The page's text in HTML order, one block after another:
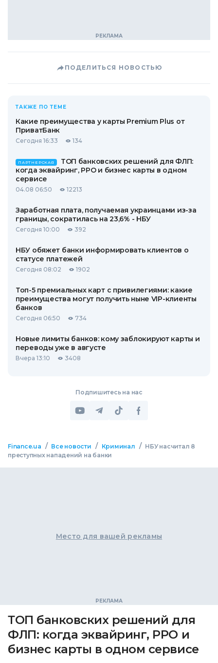
ПОДЕЛИТЬСЯ НОВОСТЬЮ
ТАКЖЕ ПО ТЕМЕ
Какие преимущества у карты Premium Plus от
ПриватБанк
Сегодня 16:33 134
ПАРТНЕРСКАЯ
ТОП банковских решений для ФЛП:
когда эквайринг, РРО и бизнес карты в одном
сервисе
04.08 06:50 12213
Заработная плата, получаемая украинцами из-за
границы, сократилась на 23,6% - НБУ
Сегодня 10:00 392
НБУ обяжет банки информировать клиентов о
статусе платежей
Сегодня 08:02 1902
Топ-5 премиальных карт с привилегиями: какие
преимущества могут получить ныне VIP-клиенты
банков
Сегодня 06:50 734
Новые лимиты банков: кому заблокируют карты и
переводы уже в августе
Вчера 13:10 3408
Подпишитесь на нас
Finance.ua / Все новости / Криминал / НБУ насчитал 8
преступных нападений на банки
Место для вашей рекламы
ТОП банковских решений для
ФЛП: когда эквайринг, РРО и
бизнес карты в одном сервисе